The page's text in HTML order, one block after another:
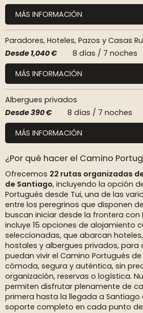
MÁS INFORMACIÓN
Paradores, Hoteles, Pazos y Casas
Desde 1,040 €
8 días / 7 noches
MÁS INFORMACIÓN
Albergues privados
Desde390 €
8 días / 7 noches
MÁS INFORMACIÓN
¿Por qué hacer el Camino
Ofrecemos 22 rutas organizadas
de Santiago, incluyendo la opción
Portugués desde Tui, una de las
entre los peregrinos que disponen
buscan iniciar desde la frontera con
incluye 15 opciones de alojamiento
seleccionadas, que abarcan
hostales y albergues privados, para
puedan vivir el Camino Portugués
cómoda, segura y auténtica, sin
organización, reservas o logística.
permiten disfrutar plenamente de
primera hasta la llegada a
soporte completo en cada punto